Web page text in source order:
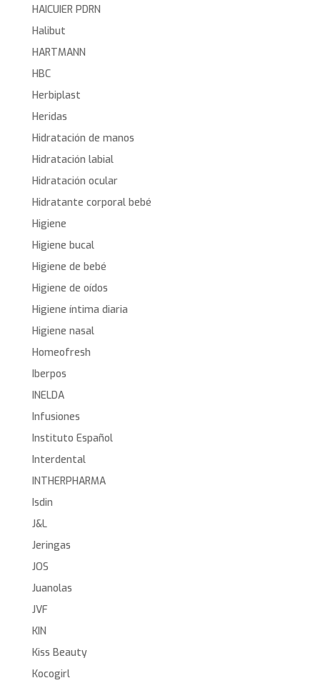
HAICUIER PDRN
Halibut
HARTMANN
HBC
Herbiplast
Heridas
Hidratación de manos
Hidratación labial
Hidratación ocular
Hidratante corporal bebé
Higiene
Higiene bucal
Higiene de bebé
Higiene de oídos
Higiene íntima diaria
Higiene nasal
Homeofresh
Iberpos
INELDA
Infusiones
Instituto Español
Interdental
INTHERPHARMA
Isdin
J&L
Jeringas
JOS
Juanolas
JVF
KIN
Kiss Beauty
Kocogirl